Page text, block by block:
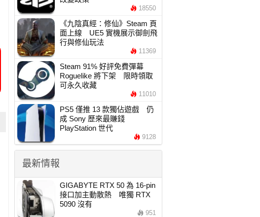
18550
《九陰真經：修仙》Steam 頁
面上線 UE5 實機展示御劍飛
行與修仙玩法
11369
Steam 91% 好評免費彈幕
Roguelike 將下架 限時領取
可永久收藏
11010
PS5 僅推 13 款獨佔遊戲 仍
成 Sony 歷來最賺錢
PlayStation 世代
9128
最新情報
GIGABYTE RTX 50 為 16-pin
接口加主動散熱 唯獨 RTX
5090 沒有
951